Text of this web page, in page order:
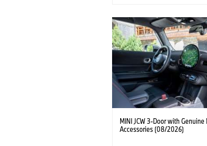
MINI JCW 3-Door with Genuine
Accessories (08/2026)